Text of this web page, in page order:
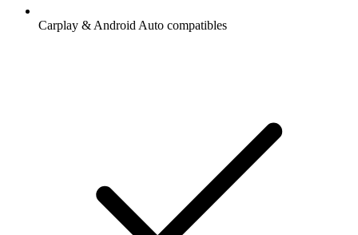
Carplay & Android Auto compatibles